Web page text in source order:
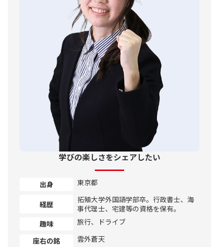
学びの楽しさをシェアしたい
出身 東京都
経歴
拓殖大学外国語学部卒。行政書士、海
事代理士、宅建等の資格を保有。
趣味
旅行、ドライブ
座右の銘
雲外蒼天